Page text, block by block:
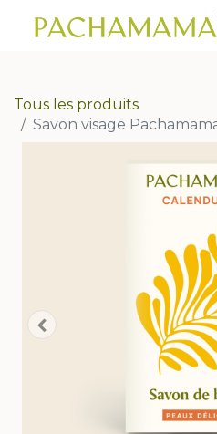
Tous les produits
Savon visage